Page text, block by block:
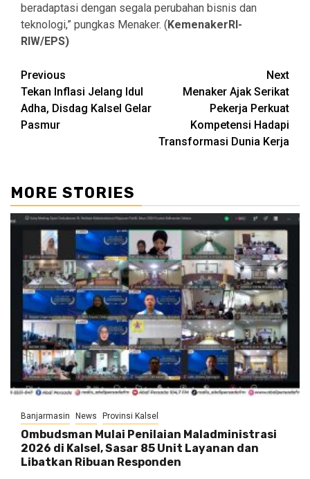
beradaptasi dengan segala perubahan bisnis dan
teknologi,” pungkas Menaker. (KemenakerRI-
RIW/EPS)
Continue
Reading
Previous
Tekan Inflasi Jelang Idul
Adha, Disdag Kalsel Gelar
Pasmur
Next
Menaker Ajak Serikat
Pekerja Perkuat
Kompetensi Hadapi
Transformasi Dunia Kerja
MORE STORIES
Banjarmasin News Provinsi Kalsel
Ombudsman Mulai Penilaian Maladministrasi
2026 di Kalsel, Sasar 85 Unit Layanan dan
Libatkan Ribuan Responden